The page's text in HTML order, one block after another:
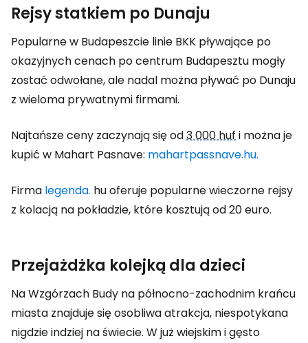
Rejsy statkiem po Dunaju
Popularne w Budapeszcie linie BKK pływające po
okazyjnych cenach po centrum Budapesztu mogły
zostać odwołane, ale nadal można pływać po Dunaju
z wieloma prywatnymi firmami.
Najtańsze ceny zaczynają się od3 000 hufi można je
kupić w Mahart Pasnave: mahartpassnave.hu.
Firma legenda. hu oferuje popularne wieczorne rejsy
z kolacją na pokładzie, które kosztują od 20 euro.
Przejażdżka kolejką dla dzieci
Na Wzgórzach Budy na północno-zachodnim krańcu
miasta znajduje się osobliwa atrakcja, niespotykana
nigdzie indziej na świecie. W już wiejskim i gęsto